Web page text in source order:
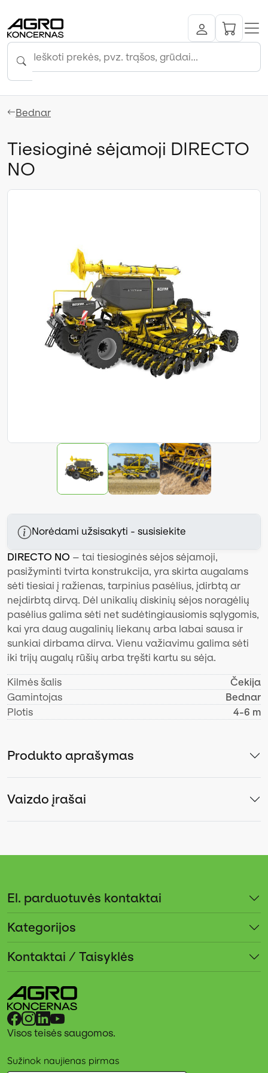
Bednar
Tiesioginė sėjamoji DIRECTO
NO
Norėdami užsisakyti - susisiekite
DIRECTO NO – tai tiesioginės sėjos sėjamoji,
pasižyminti tvirta konstrukcija, yra skirta augalams
sėti tiesiai į ražienas, tarpinius pasėlius, įdirbtą ar
neįdirbtą dirvą. Dėl unikalių diskinių sėjos noragėlių
pasėlius galima sėti net sudėtingiausiomis sąlygomis,
kai yra daug augalinių liekanų arba labai sausa ir
sunkiai dirbama dirva. Vienu važiavimu galima sėti
iki trijų augalų rūšių arba tręšti kartu su sėja.
Kilmės šalis
Čekija
Gamintojas
Bednar
Plotis
4-6 m
Produkto aprašymas
Vaizdo įrašai
El. parduotuvės kontaktai
Kategorijos
Kontaktai / Taisyklės
Visos teisės saugomos.
Sužinok naujienas pirmas